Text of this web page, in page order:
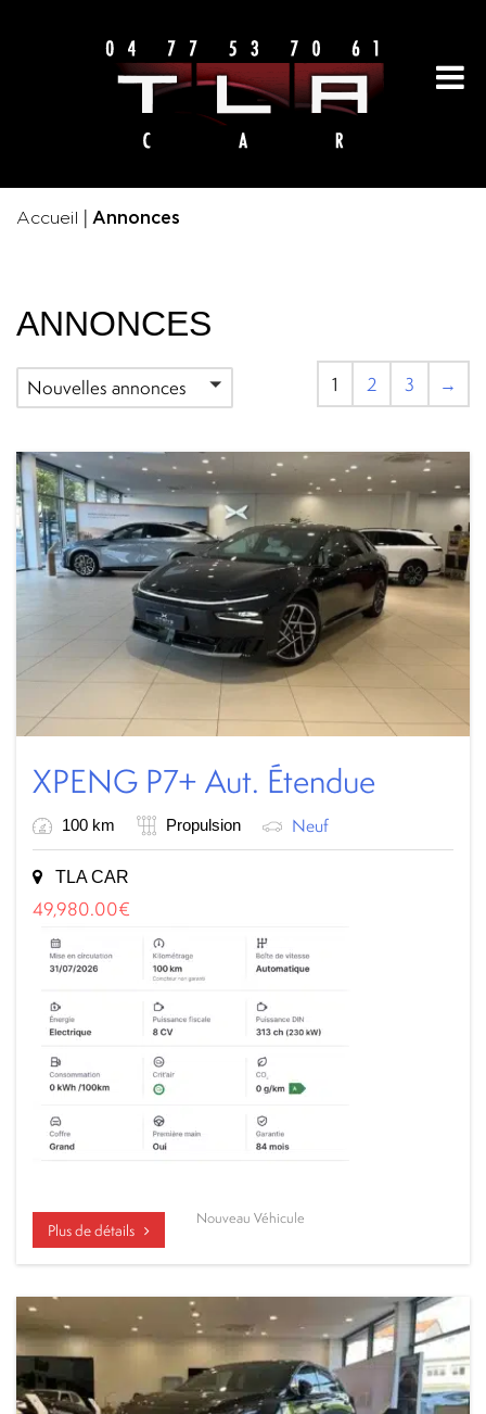
Accueil | Annonces
ANNONCES
Nouvelles annonces 1 2 3 →
XPENG P7+ Aut. Étendue
100 km Propulsion Neuf
TLA CAR
49,980.00€
Plus de détails
Nouveau Véhicule